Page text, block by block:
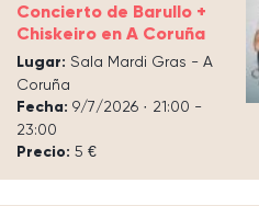
Concierto de Barullo +
Chiskeiro en A Coruña
Lugar: Sala Mardi Gras - A
Coruña
Fecha: 9/7/2026 · 21:00 -
23:00
Precio: 5 €